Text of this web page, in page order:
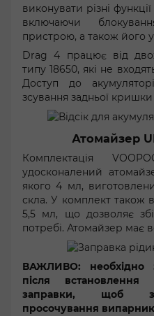
виконувати різні
включаючи
пристрою, а також його
Drag 4 працює від
типу 18650, які не
Доступ до
зсування задньої
Атомайзер
Комплектація
удосконалений
якого 4 мл,
скла. У комплект також
5,5 мл, що дозволяє
потребі. Атомайзер має
ВАЖЛИВО: необхідно
після
заправки, щоб
просочування